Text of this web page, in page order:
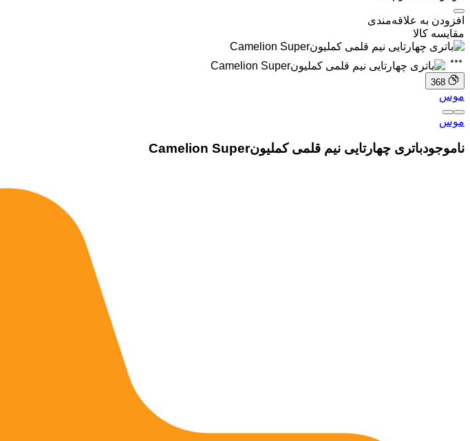
افزودن به علاقه‌مندی
مقایسه کالا
368
موس
موس
ناموجودباتری چهارتایی نیم قلمی کملیونCamelion Super